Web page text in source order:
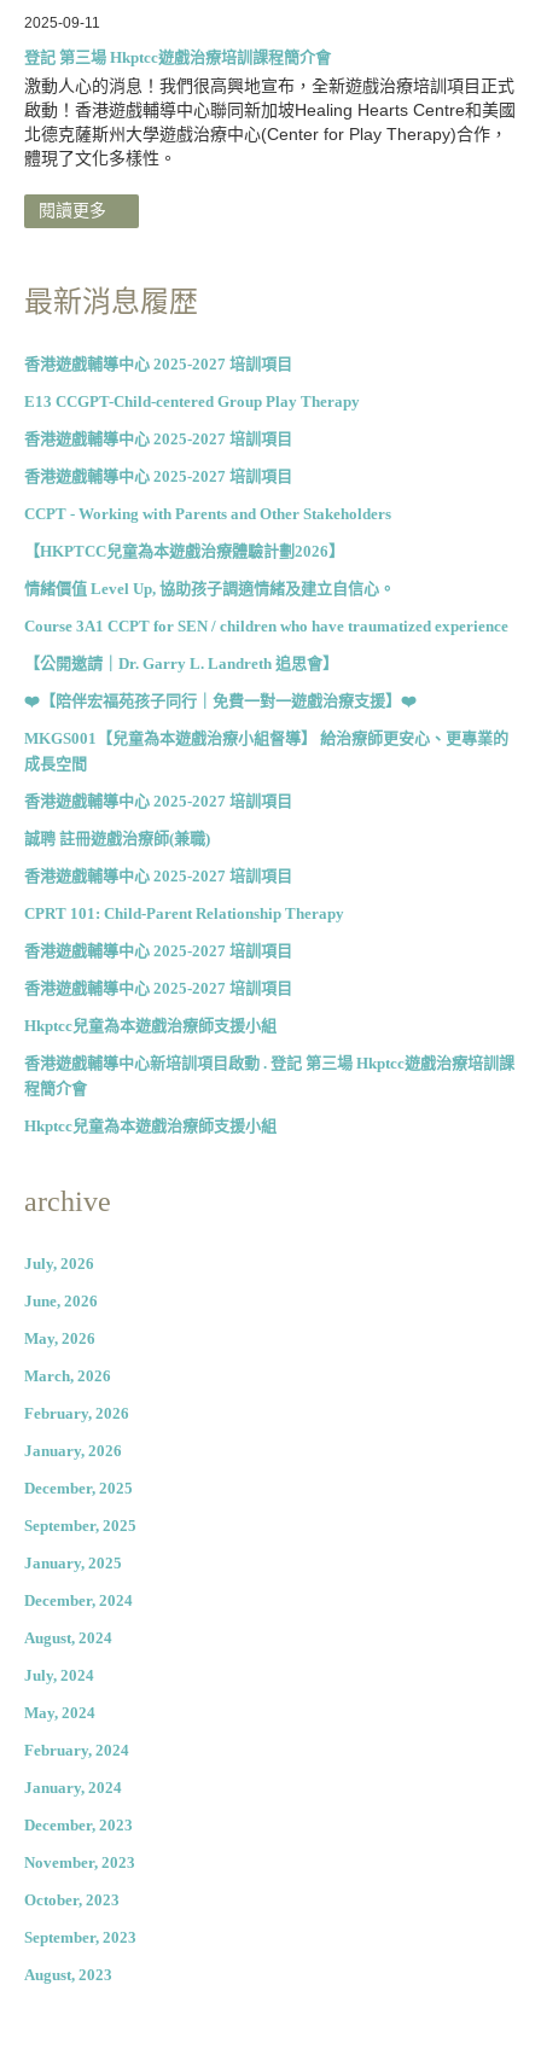
2025-09-11
登記 第三場 Hkptcc遊戲治療培訓課程簡介會
激動人心的消息！我們很高興地宣布，全新遊戲治療培訓項目正式
啟動！香港遊戲輔導中心聯同新加坡Healing Hearts Centre和美國
北德克薩斯州大學遊戲治療中心(Center for Play Therapy)合作，
體現了文化多樣性。
閱讀更多
最新消息履歴
香港遊戲輔導中心 2025-2027 培訓項目
E13 CCGPT-Child-centered Group Play Therapy
香港遊戲輔導中心 2025-2027 培訓項目
香港遊戲輔導中心 2025-2027 培訓項目
CCPT - Working with Parents and Other Stakeholders
【HKPTCC兒童為本遊戲治療體驗計劃2026】
情緒價值 Level Up, 協助孩子調適情緒及建立自信心。
Course 3A1 CCPT for SEN / children who have traumatized experience
【公開邀請｜Dr. Garry L. Landreth 追思會】
❤️【陪伴宏福苑孩子同行｜免費一對一遊戲治療支援】❤️
MKGS001【兒童為本遊戲治療小組督導】 給治療師更安心、更專業的
成長空間
香港遊戲輔導中心 2025-2027 培訓項目
誠聘 註冊遊戲治療師(兼職)
香港遊戲輔導中心 2025-2027 培訓項目
CPRT 101: Child-Parent Relationship Therapy
香港遊戲輔導中心 2025-2027 培訓項目
香港遊戲輔導中心 2025-2027 培訓項目
Hkptcc兒童為本遊戲治療師支援小組
香港遊戲輔導中心新培訓項目啟動 . 登記 第三場 Hkptcc遊戲治療培訓課
程簡介會
Hkptcc兒童為本遊戲治療師支援小組
archive
July, 2026
June, 2026
May, 2026
March, 2026
February, 2026
January, 2026
December, 2025
September, 2025
January, 2025
December, 2024
August, 2024
July, 2024
May, 2024
February, 2024
January, 2024
December, 2023
November, 2023
October, 2023
September, 2023
August, 2023